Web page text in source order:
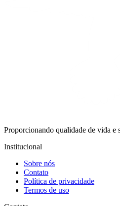
Proporcionando qualidade de vida e
Institucional
Sobre nós
Contato
Política de privacidade
Termos de uso